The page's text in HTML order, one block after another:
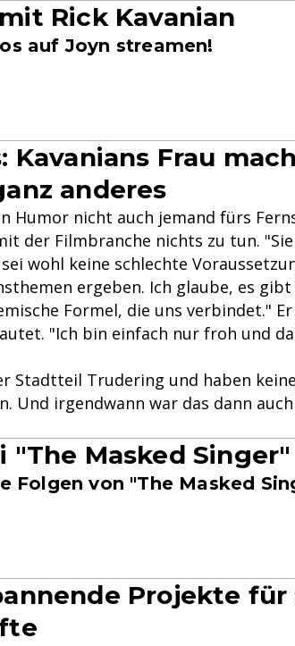
Rick Kavanian
auf Joyn streamen!
Kavanians Frau
anderes
Humor nicht auch jemand fürs
der Filmbranche nichts zu tun.
wohl keine schlechte
ergeben. Ich glaube, es
Formel, die uns verbindet."
"Ich bin einfach nur froh und
Stadtteil Trudering und haben
Und irgendwann war das dann
"The Masked Singer"
Folgen von "The Masked
Projekte für